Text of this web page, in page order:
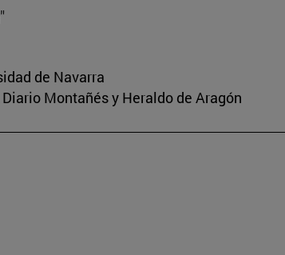
de Navarra
Montañés y Heraldo de Aragón